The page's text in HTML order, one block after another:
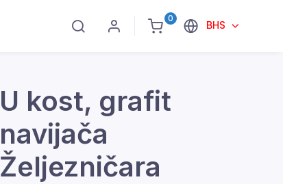
0
BHS
U kost, grafit
navijača
Željezničara